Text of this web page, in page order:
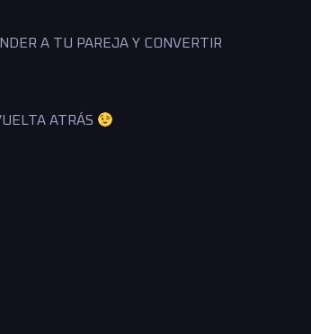
A TU PAREJA Y CONVERTIR
ATRÁS